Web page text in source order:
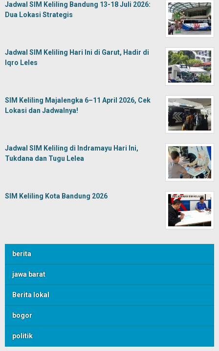
Jadwal SIM Keliling Bandung 13-18 Juli 2026:
Dua Lokasi Strategis
Jadwal SIM Keliling Hari Ini di Garut, Hadir di
Iqro Leles
SIM Keliling Majalengka 6–11 April 2026, Cek
Lokasi dan Jadwalnya!
Jadwal SIM Keliling di Indramayu Hari Ini,
Tukdana dan Tugu Lelea
SIM Keliling Kota Bandung 2026
berita
jawa barat
Berita lokal
bogor
politik